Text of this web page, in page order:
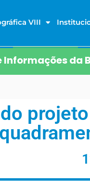
VIII
da